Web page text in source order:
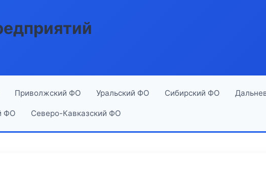
Приволжский ФО Уральский ФО Сибирский ФО
ФО Северо-Кавказский ФО